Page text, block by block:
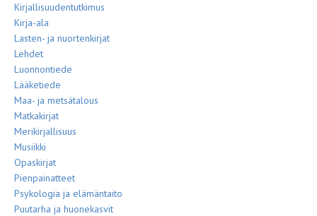
Kirjallisuudentutkimus
Kirja-ala
Lasten- ja nuortenkirjat
Lehdet
Luonnontiede
Lääketiede
Maa- ja metsätalous
Matkakirjat
Merikirjallisuus
Musiikki
Opaskirjat
Pienpainatteet
Psykologia ja elämäntaito
Puutarha ja huonekasvit